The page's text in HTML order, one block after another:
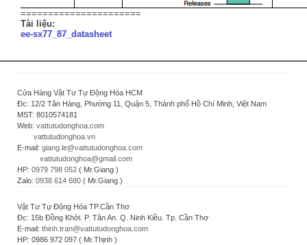
======================
Tài liệu:
ee-sx77_87_datasheet
Cửa Hàng Vật Tư Tự Động Hóa HCM
Đc: 12/2 Tân Hàng, Phường 11, Quận 5, Thành phố Hồ Chí Minh, Việt Nam
MST: 8010574181
Web: vattutudonghoa.com
vattutudonghoa.vn
E-mail: giang.le@vattutudonghoa.com
vattutudonghoa@gmail.com
HP: 0979 798 052 ( Mr.Giang )
Zalo: 0938 614 680 ( Mr.Giang )
Vật Tư Tự Động Hóa TP.Cần Thơ
Đc: 15b Đồng Khởi. P. Tân An. Q. Ninh Kiều. Tp. Cần Thơ
E-mail: thinh.tran@vattutudonghoa.com
HP: 0986 972 097 ( Mr.Thịnh )